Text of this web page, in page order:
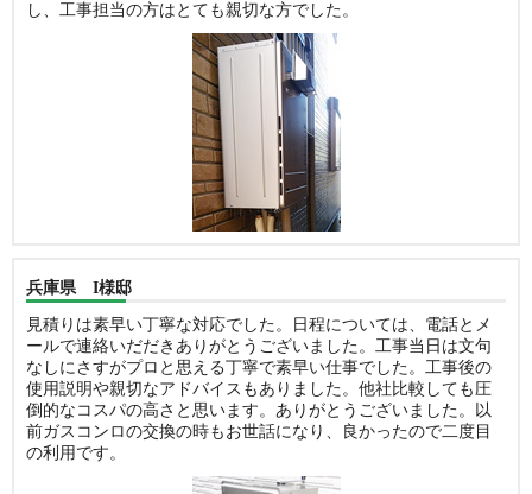
し、工事担当の方はとても親切な方でした。
兵庫県 I様邸
見積りは素早い丁寧な対応でした。日程については、電話とメ
ールで連絡いだだきありがとうございました。工事当日は文句
なしにさすがプロと思える丁寧で素早い仕事でした。工事後の
使用説明や親切なアドバイスもありました。他社比較しても圧
倒的なコスパの高さと思います。ありがとうございました。以
前ガスコンロの交換の時もお世話になり、良かったので二度目
の利用です。